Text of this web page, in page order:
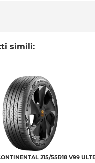
simili:
215/55R18 V99